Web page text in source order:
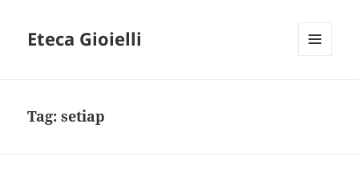
Eteca Gioielli
Tag:setiap